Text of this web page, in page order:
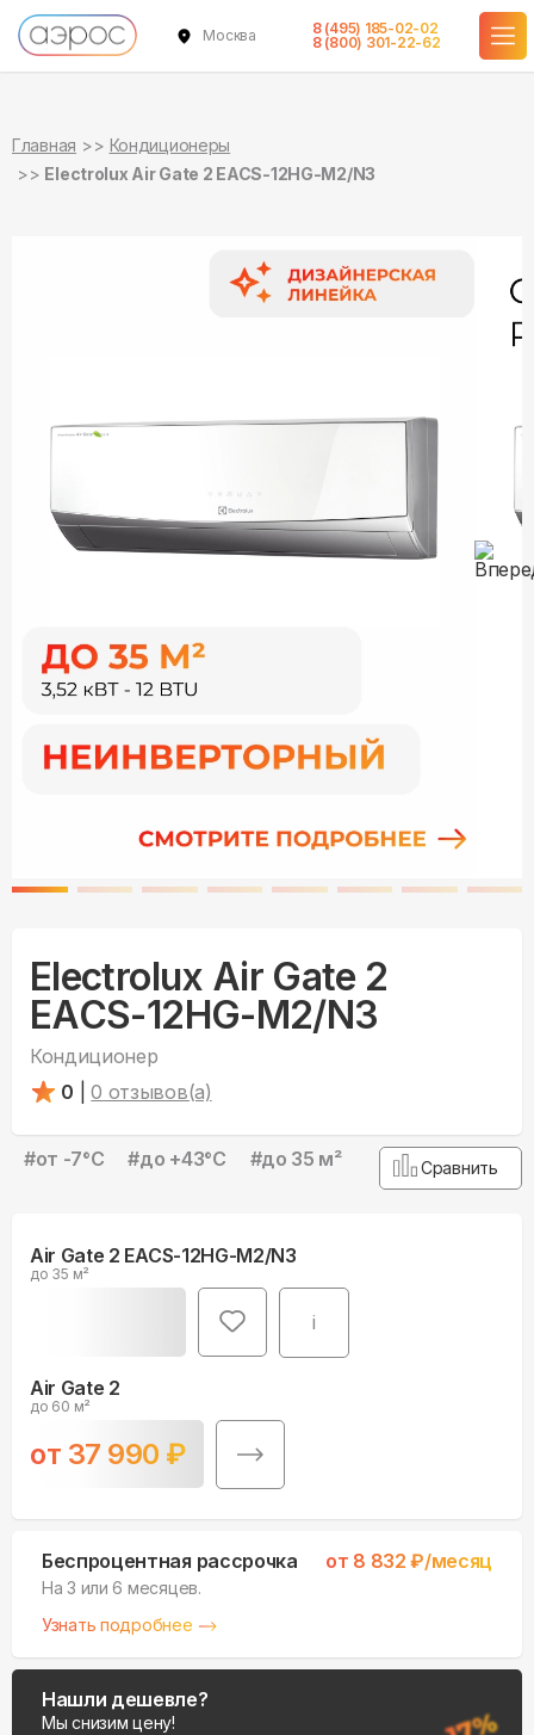
Москва
8 (495) 185-02-02
8 (800) 301-22-62
Главная
Кондиционеры
Electrolux Air Gate 2 EACS-12HG-M2/N3
Electrolux Air Gate 2
EACS-12HG-M2/N3
Кондиционер
0
0 отзывов(а)
#от -7°С #до +43°С #до 35 м² Сравнить
Air Gate 2 EACS-12HG-M2/N3
до 35 м²
i
в наличии
Air Gate 2
до 60 м²
от 37 990 ₽
в наличии
Беспроцентная рассрочка от 8 832 ₽/месяц
На 3 или 6 месяцев.
Узнать подробнее
Нашли дешевле?
Мы снизим цену!